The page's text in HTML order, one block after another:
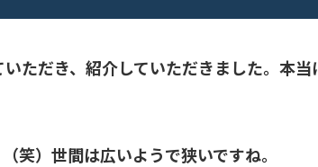
ただき、紹介していただきました。本
笑）世間は広いようで狭いですね。